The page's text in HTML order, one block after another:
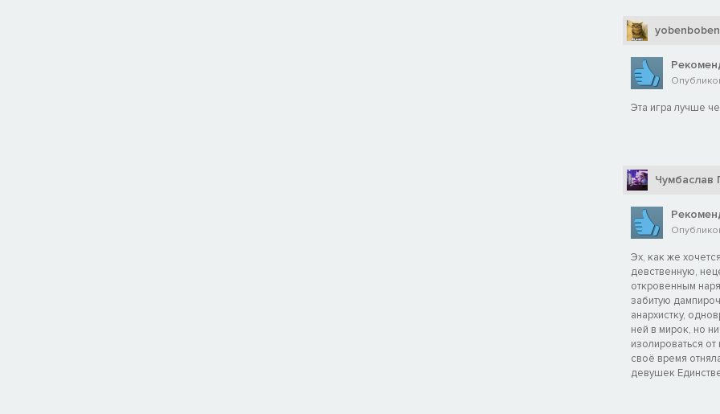
yobenboben
Эта игра лучше
Чумбаслав
Эх, как же
девственную,
откровенным
забитую
анархистку,
ней в мирок, но
изолироваться
своё время
девушек